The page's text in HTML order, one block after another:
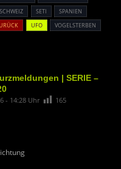
SCHWEIZ SETI
SPANIEN
UFO
VOGELSTERBEN
| SERIE –
- 14:28 Uhr 165